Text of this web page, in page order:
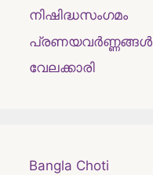
നിഷിദ്ധസംഗമം
പ്രണയവർണ്ണങ്ങൾ
വേലക്കാരി
Bangla Choti